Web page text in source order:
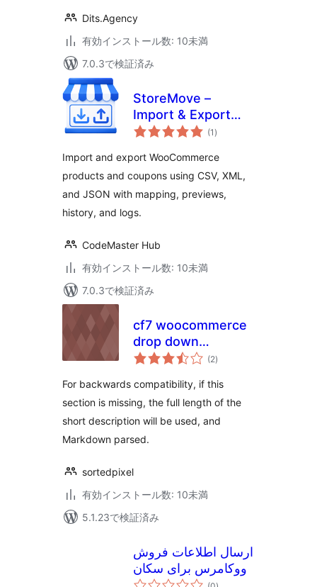
Dits.Agency
有効インストール数: 10未満
7.0.3で検証済み
StoreMove –
Import & Export
Anything for(1 個
の
価
)
Import and export WooCommerce
products and coupons using CSV, XML,
and JSON with mapping, previews,
history, and logs.
CodeMaster Hub
有効インストール数: 10未満
7.0.3で検証済み
cf7 woocommerce
drop down
products list(2個
の
価
)
For backwards compatibility, if this
section is missing, the full length of the
short description will be used, and
Markdown parsed.
sortedpixel
有効インストール数: 10未満
5.1.23で検証済み
ارسال اطلاعات فروش
ووکامرس برای سکان
個